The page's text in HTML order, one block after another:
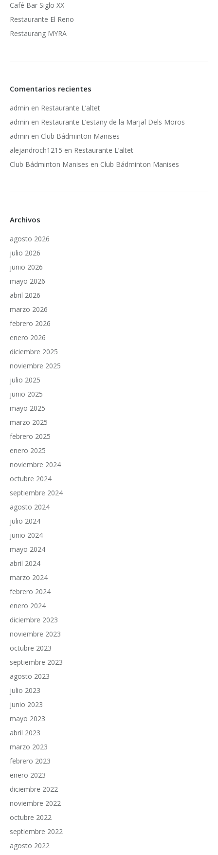
Café Bar Siglo XX
Restaurante El Reno
Restaurang MYRA
Comentarios recientes
admin en Restaurante L’altet
admin en Restaurante L’estany de la Marjal Dels Moros
admin en Club Bádminton Manises
alejandroch1215 en Restaurante L’altet
Club Bádminton Manises en Club Bádminton Manises
Archivos
agosto 2026
julio 2026
junio 2026
mayo 2026
abril 2026
marzo 2026
febrero 2026
enero 2026
diciembre 2025
noviembre 2025
julio 2025
junio 2025
mayo 2025
marzo 2025
febrero 2025
enero 2025
noviembre 2024
octubre 2024
septiembre 2024
agosto 2024
julio 2024
junio 2024
mayo 2024
abril 2024
marzo 2024
febrero 2024
enero 2024
diciembre 2023
noviembre 2023
octubre 2023
septiembre 2023
agosto 2023
julio 2023
junio 2023
mayo 2023
abril 2023
marzo 2023
febrero 2023
enero 2023
diciembre 2022
noviembre 2022
octubre 2022
septiembre 2022
agosto 2022